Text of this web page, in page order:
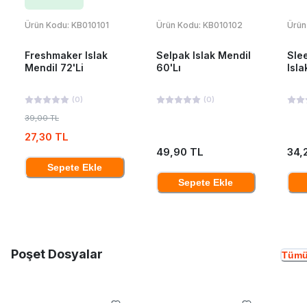
Ürün Kodu: KB010101
Freshmaker Islak
Mendil 72'Li
(0)
39,00 TL
27,30 TL
Sepete Ekle
Ürün Kodu: KB010102
Selpak Islak Mendil
60'Lı
(0)
49,90 TL
Sepete Ekle
Poşet Dosyalar